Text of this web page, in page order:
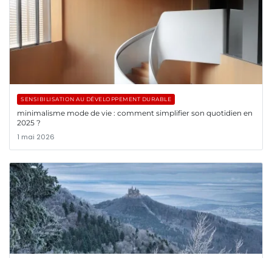
SENSIBILISATION AU DÉVELOPPEMENT DURABLE
minimalisme mode de vie : comment simplifier son quotidien en
2025 ?
1 mai 2026